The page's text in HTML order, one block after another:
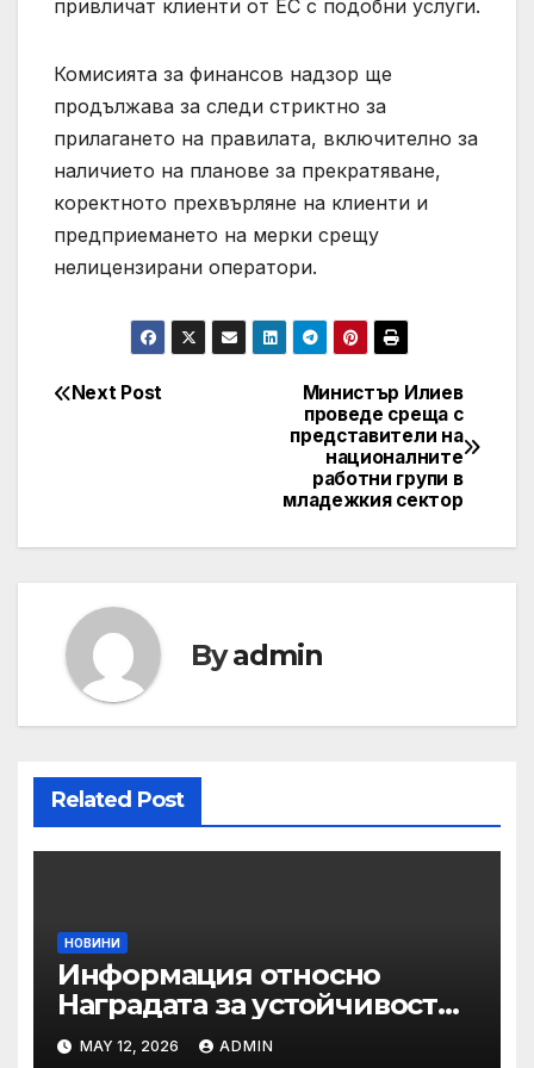
привличат клиенти от ЕС с подобни услуги.
Комисията за финансов надзор ще
продължава за следи стриктно за
прилагането на правилата, включително за
наличието на планове за прекратяване,
коректното прехвърляне на клиенти и
предприемането на мерки срещу
нелицензирани оператори.
Post
Министър Илиев
проведе среща с
представители на
националните
работни групи в
младежкия сектор
Next Post
Byadmin
Related Post
НОВИНИ
Информация относно
Наградата за устойчивост
на ОАЕ „Зайед“
MAY 12, 2026 ADMIN